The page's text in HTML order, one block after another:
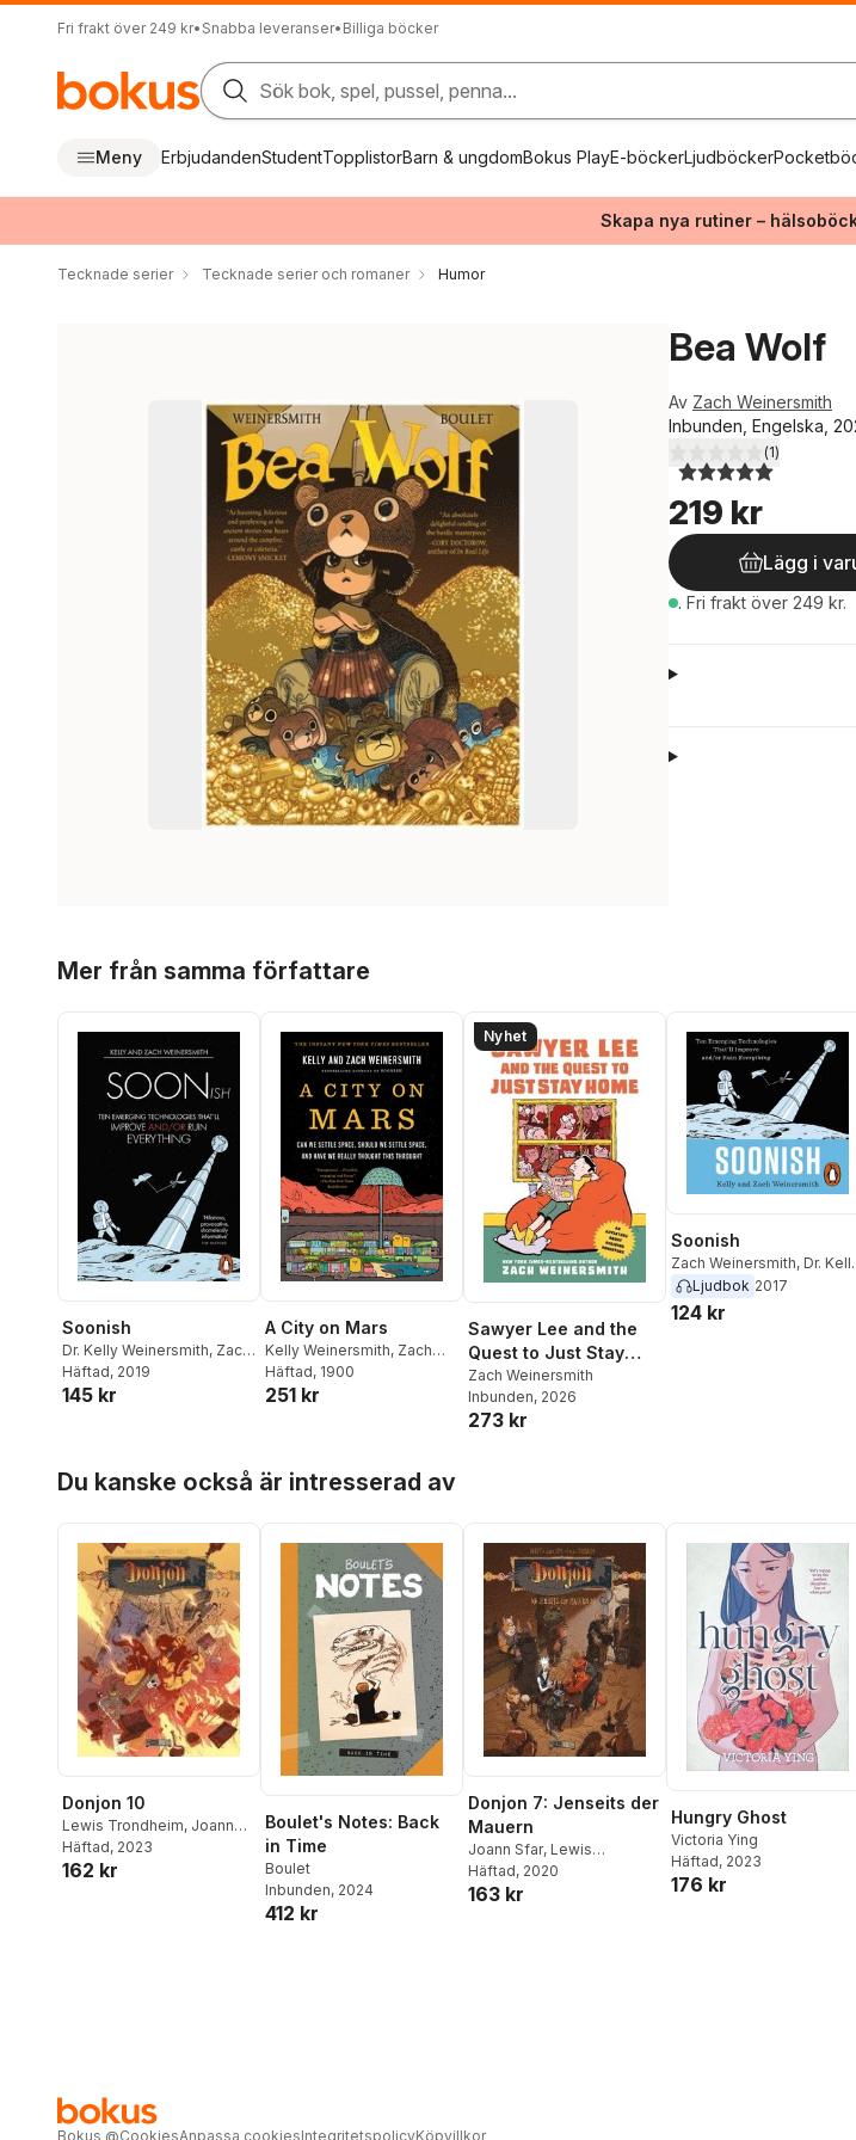
Fri frakt över 249 kr• Snabba leveranser• Billiga böcker
Sök bok, spel, pussel, penna...
Meny ErbjudandenStudentTopplistorBarn & ungdomBokus PlayE-böckerLjudböcker
Skapa nya rutiner –
Tecknade serier Tecknade serier och romaner Humor
Bea Wolf
Av Zach Weinersmith
Inbunden, Engelska,
5,0utav 5 stjärnor.
(1)
219 kr
Lägg i
. Fri frakt över 249 kr.
Mer från samma författare
Soonish
Dr. Kelly Weinersmith, Zach
Weinersmith
Häftad, 2019
145 kr
A City on Mars
Kelly Weinersmith, Zach
Weinersmith
Häftad, 1900
251 kr
Nyhet
Sawyer Lee and the
Quest to Just Stay
Home
Zach Weinersmith
Inbunden, 2026
273 kr
Soonish
Zach Weinersmith, Dr.
Weinersmith
Ljudbok 2017
124 kr
Du kanske också är intresserad av
Donjon 10
Lewis Trondheim, Joann
Sfar
Häftad, 2023
162 kr
Boulet's Notes: Back
in Time
Boulet
Inbunden, 2024
412 kr
Donjon 7: Jenseits der
Mauern
Joann Sfar, Lewis
Trondheim
Häftad, 2020
163 kr
Hungry Ghost
Victoria Ying
Häftad, 2023
176 kr
Bokus @CookiesAnpassa cookiesIntegritetspolicyKöpvillkor